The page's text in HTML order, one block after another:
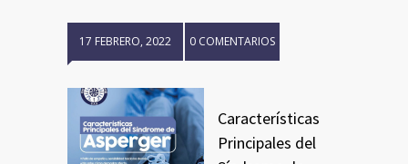
17 FEBRERO, 2022 0 COMENTARIOS
Características
Principales del